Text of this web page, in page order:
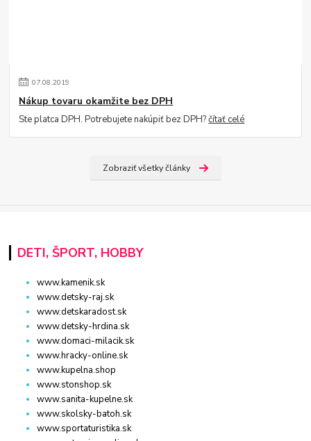
07.08.2019
Nákup tovaru okamžite bez DPH
Ste platca DPH. Potrebujete nakúpiť bez DPH?čítať celé
Zobraziť všetky články
DETI, ŠPORT, HOBBY
www.kamenik.sk
www.detsky-raj.sk
www.detskaradost.sk
www.detsky-hrdina.sk
www.domaci-milacik.sk
www.hracky-online.sk
www.kupelna.shop
www.stonshop.sk
www.sanita-kupelne.sk
www.skolsky-batoh.sk
www.sportaturistika.sk